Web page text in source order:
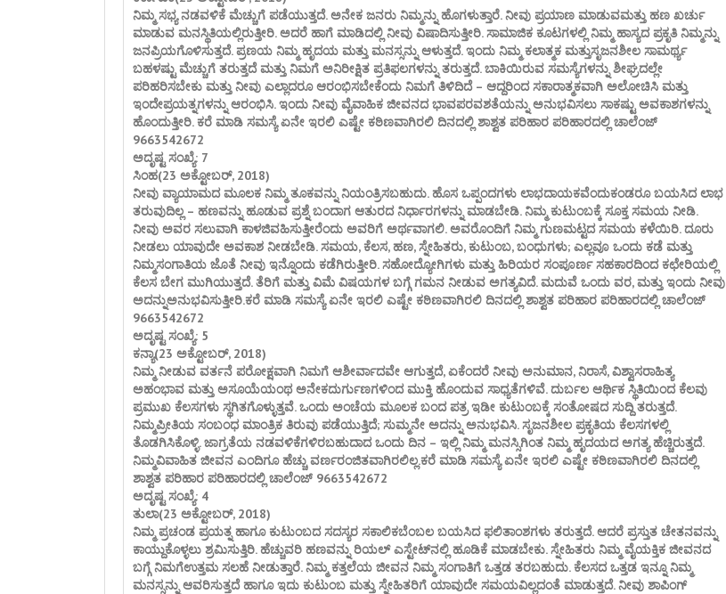
ನಿಮ್ಮ ಸಭ್ಯ ನಡವಳಿಕೆ ಮೆಚ್ಚುಗೆ ಪಡೆಯುತ್ತದೆ. ಅನೇಕ ಜನರು ನಿಮ್ಮನ್ನು ಹೊಗಳುತ್ತಾರೆ. ನೀವು ಪ್ರಯಾಣ ಮಾಡುವಮತ್ತು ಹಣ ಖರ್ಚು
ಮಾಡುವ ಮನಸ್ಥಿತಿಯಲ್ಲಿರುತ್ತೀರಿ. ಅದರೆ ಹಾಗೆ ಮಾಡಿದಲ್ಲಿ ನೀವು ವಿಷಾದಿಸುತ್ತೀರಿ. ಸಾಮಾಜಿಕ ಕೂಟಗಳಲ್ಲಿ ನಿಮ್ಮ ಹಾಸ್ಯದ ಪ್ರಕೃತಿ ನಿಮ್ಮನ್ನು
ಜನಪ್ರಿಯಗೊಳಿಸುತ್ತದೆ. ಪ್ರಣಯ ನಿಮ್ಮ ಹೃದಯ ಮತ್ತು ಮನಸ್ಸನ್ನು ಆಳುತ್ತದೆ. ಇಂದು ನಿಮ್ಮ ಕಲಾತ್ಮಕ ಮತ್ತುಸೃಜನಶೀಲ ಸಾಮರ್ಥ್ಯ
ಬಹಳಷ್ಟು ಮೆಚ್ಚುಗೆ ತರುತ್ತದೆ ಮತ್ತು ನಿಮಗೆ ಅನಿರೀಕ್ಷಿತ ಪ್ರತಿಫಲಗಳನ್ನು ತರುತ್ತದೆ. ಬಾಕಿಯಿರುವ ಸಮಸ್ಯೆಗಳನ್ನು ಶೀಘ್ರದಲ್ಲೇ
ಪರಿಹರಿಸಬೇಕು ಮತ್ತು ನೀವು ಎಲ್ಲಾದರೂ ಆರಂಭಿಸಬೇಕೆಂದು ನಿಮಗೆ ತಿಳಿದಿದೆ – ಆದ್ದರಿಂದ ಸಕಾರಾತ್ಮಕವಾಗಿ ಅಲೋಚಿಸಿ ಮತ್ತು
ಇಂದೇಪ್ರಯತ್ನಗಳನ್ನು ಆರಂಭಿಸಿ. ಇಂದು ನೀವು ವೈವಾಹಿಕ ಜೀವನದ ಭಾವಪರವಶತೆಯನ್ನು ಅನುಭವಿಸಲು ಸಾಕಷ್ಟು ಅವಕಾಶಗಳನ್ನು
ಹೊಂದುತ್ತೀರಿ. ಕರೆ ಮಾಡಿ ಸಮಸ್ಯೆ ಏನೇ ಇರಲಿ ಎಷ್ಟೇ ಕಠಿಣವಾಗಿರಲಿ ದಿನದಲ್ಲಿ ಶಾಶ್ವತ ಪರಿಹಾರ ಪರಿಹಾರದಲ್ಲಿ ಚಾಲೆಂಜ್
9663542672
ಅದೃಷ್ಟ ಸಂಖ್ಯೆ: 7
ಸಿಂಹ(23 ಅಕ್ಟೋಬರ್, 2018)
ನೀವು ವ್ಯಾಯಾಮದ ಮೂಲಕ ನಿಮ್ಮ ತೂಕವನ್ನು ನಿಯಂತ್ರಿಸಬಹುದು. ಹೊಸ ಒಪ್ಪಂದಗಳು ಲಾಭದಾಯಕವೆಂದುಕಂಡರೂ ಬಯಸಿದ ಲಾಭ
ತರುವುದಿಲ್ಲ – ಹಣವನ್ನು ಹೂಡುವ ಪ್ರಶ್ನೆ ಬಂದಾಗ ಆತುರದ ನಿರ್ಧಾರಗಳನ್ನು ಮಾಡಬೇಡಿ. ನಿಮ್ಮ ಕುಟುಂಬಕ್ಕೆ ಸೂಕ್ತ ಸಮಯ ನೀಡಿ.
ನೀವು ಅವರ ಸಲುವಾಗಿ ಕಾಳಜಿವಹಿಸುತ್ತೀರೆಂದು ಅವರಿಗೆ ಅರ್ಥವಾಗಲಿ. ಅವರೊಂದಿಗೆ ನಿಮ್ಮ ಗುಣಮಟ್ಟದ ಸಮಯ ಕಳೆಯಿರಿ. ದೂರು
ನೀಡಲು ಯಾವುದೇ ಅವಕಾಶ ನೀಡಬೇಡಿ. ಸಮಯ, ಕೆಲಸ, ಹಣ, ಸ್ನೇಹಿತರು, ಕುಟುಂಬ, ಬಂಧುಗಳು; ಎಲ್ಲವೂ ಒಂದು ಕಡೆ ಮತ್ತು
ನಿಮ್ಮಸಂಗಾತಿಯ ಜೊತೆ ನೀವು ಇನ್ನೊಂದು ಕಡೆಗಿರುತ್ತೀರಿ. ಸಹೋದ್ಯೋಗಿಗಳು ಮತ್ತು ಹಿರಿಯರ ಸಂಪೂರ್ಣ ಸಹಕಾರದಿಂದ ಕಛೇರಿಯಲ್ಲಿ
ಕೆಲಸ ಬೇಗ ಮುಗಿಯುತ್ತದೆ. ತೆರಿಗೆ ಮತ್ತು ವಿಮೆ ವಿಷಯಗಳ ಬಗ್ಗೆ ಗಮನ ನೀಡುವ ಅಗತ್ಯವಿದೆ. ಮದುವೆ ಒಂದು ವರ, ಮತ್ತು ಇಂದು ನೀವು
ಅದನ್ನುಅನುಭವಿಸುತ್ತೀರಿ.ಕರೆ ಮಾಡಿ ಸಮಸ್ಯೆ ಏನೇ ಇರಲಿ ಎಷ್ಟೇ ಕಠಿಣವಾಗಿರಲಿ ದಿನದಲ್ಲಿ ಶಾಶ್ವತ ಪರಿಹಾರ ಪರಿಹಾರದಲ್ಲಿ ಚಾಲೆಂಜ್
9663542672
ಅದೃಷ್ಟ ಸಂಖ್ಯೆ: 5
ಕನ್ಯಾ(23 ಅಕ್ಟೋಬರ್, 2018)
ನಿಮ್ಮ ನೀಡುವ ವರ್ತನೆ ಪರೋಕ್ಷವಾಗಿ ನಿಮಗೆ ಆಶೀರ್ವಾದವೇ ಆಗುತ್ತದೆ, ಏಕೆಂದರೆ ನೀವು ಅನುಮಾನ, ನಿರಾಸೆ, ವಿಶ್ವಾಸರಾಹಿತ್ಯ
ಅಹಂಭಾವ ಮತ್ತು ಅಸೂಯೆಯಂಥ ಅನೇಕದುರ್ಗುಣಗಳಿಂದ ಮುಕ್ತಿ ಹೊಂದುವ ಸಾಧ್ಯತೆಗಳಿವೆ. ದುರ್ಬಲ ಆರ್ಥಿಕ ಸ್ಥಿತಿಯಿಂದ ಕೆಲವು
ಪ್ರಮುಖ ಕೆಲಸಗಳು ಸ್ಥಗಿತಗೊಳ್ಳುತ್ತವೆ. ಒಂದು ಅಂಚೆಯ ಮೂಲಕ ಬಂದ ಪತ್ರ ಇಡೀ ಕುಟುಂಬಕ್ಕೆ ಸಂತೋಷದ ಸುದ್ದಿ ತರುತ್ತದೆ.
ನಿಮ್ಮಪ್ರೀತಿಯ ಸಂಬಂಧ ಮಾಂತ್ರಿಕ ತಿರುವು ಪಡೆಯುತ್ತಿದೆ; ಸುಮ್ಮನೇ ಅದನ್ನು ಅನುಭವಿಸಿ. ಸೃಜನಶೀಲ ಪ್ರಕೃತಿಯ ಕೆಲಸಗಳಲ್ಲಿ
ತೊಡಗಿಸಿಕೊಳ್ಳಿ. ಜಾಗ್ರತೆಯ ನಡವಳಿಕೆಗಳಿರಬಹುದಾದ ಒಂದು ದಿನ – ಇಲ್ಲಿ ನಿಮ್ಮ ಮನಸ್ಸಿಗಿಂತ ನಿಮ್ಮ ಹೃದಯದ ಅಗತ್ಯ ಹೆಚ್ಚಿರುತ್ತದೆ.
ನಿಮ್ಮವಿವಾಹಿತ ಜೀವನ ಎಂದಿಗೂ ಹೆಚ್ಚು ವರ್ಣರಂಜಿತವಾಗಿರಲಿಲ್ಲ.ಕರೆ ಮಾಡಿ ಸಮಸ್ಯೆ ಏನೇ ಇರಲಿ ಎಷ್ಟೇ ಕಠಿಣವಾಗಿರಲಿ ದಿನದಲ್ಲಿ
ಶಾಶ್ವತ ಪರಿಹಾರ ಪರಿಹಾರದಲ್ಲಿ ಚಾಲೆಂಜ್ 9663542672
ಅದೃಷ್ಟ ಸಂಖ್ಯೆ: 4
ತುಲಾ(23 ಅಕ್ಟೋಬರ್, 2018)
ನಿಮ್ಮ ಪ್ರಚಂಡ ಪ್ರಯತ್ನ ಹಾಗೂ ಕುಟುಂಬದ ಸದಸ್ಯರ ಸಕಾಲಿಕಬೆಂಬಲ ಬಯಸಿದ ಫಲಿತಾಂಶಗಳು ತರುತ್ತದೆ. ಆದರೆ ಪ್ರಸ್ತುತ ಚೇತನವನ್ನು
ಕಾಯ್ದುಕೊಳ್ಳಲು ಶ್ರಮಿಸುತ್ತಿರಿ. ಹೆಚ್ಚುವರಿ ಹಣವನ್ನು ರಿಯಲ್ ಎಸ್ಟೇಟ್‌ನಲ್ಲಿ ಹೂಡಿಕೆ ಮಾಡಬೇಕು. ಸ್ನೇಹಿತರು ನಿಮ್ಮ ವೈಯಕ್ತಿಕ ಜೀವನದ
ಬಗ್ಗೆ ನಿಮಗೆಉತ್ತಮ ಸಲಹೆ ನೀಡುತ್ತಾರೆ. ನಿಮ್ಮ ಕತ್ತಲೆಯ ಜೀವನ ನಿಮ್ಮ ಸಂಗಾತಿಗೆ ಒತ್ತಡ ತರಬಹುದು. ಕೆಲಸದ ಒತ್ತಡ ಇನ್ನೂ ನಿಮ್ಮ
ಮನಸ್ಸನ್ನು ಆವರಿಸುತ್ತದೆ ಹಾಗೂ ಇದು ಕುಟುಂಬ ಮತ್ತು ಸ್ನೇಹಿತರಿಗೆ ಯಾವುದೇ ಸಮಯವಿಲ್ಲದಂತೆ ಮಾಡುತ್ತದೆ. ನೀವು ಶಾಪಿಂಗ್